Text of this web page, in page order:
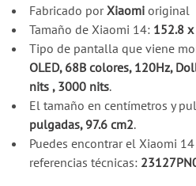
Fabricado porXiaomioriginal
Tamaño de Xiaomi 14: 152.8
Tipo de pantalla que viene
OLED, 68B colores, 120Hz,
nits , 3000 nits.
El tamaño en centímetros y
pulgadas, 97.6 cm2.
Puedes encontrar el Xiaomi
referencias técnicas: